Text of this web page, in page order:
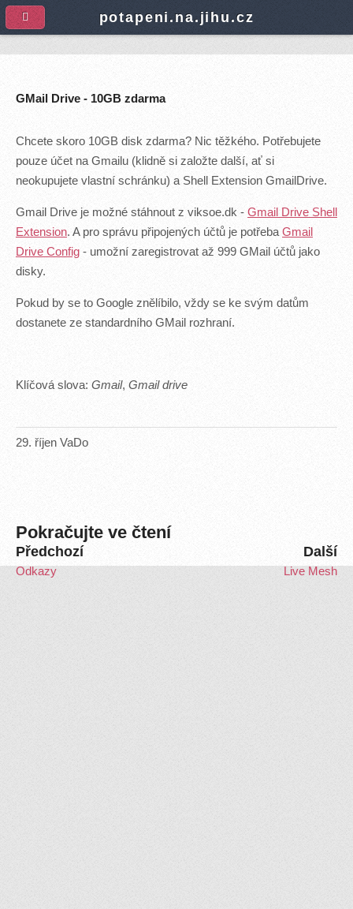
A
GMail Drive - 10GB zdarma
29. říjen VaDo
Chcete skoro 10GB disk zdarma? Nic těžkého. Potřebujete
pouze účet na Gmailu (klidně si založte další, ať si
neokupujete vlastní schránku) a Shell Extension GmailDrive.
Gmail Drive je možné stáhnout z viksoe.dk - Gmail Drive Shell
Extension. A pro správu připojených účtů je potřeba Gmail
Drive Config - umožní zaregistrovat až 999 GMail účtů jako
disky.
Pokud by se to Google znělíbilo, vždy se ke svým datům
dostanete ze standardního GMail rozhraní.
Klíčová slova: Gmail, Gmail drive
Pokračujte ve čtení
Další
Live Mesh
Předchozí
Odkazy
potapeni.na.jihu.cz